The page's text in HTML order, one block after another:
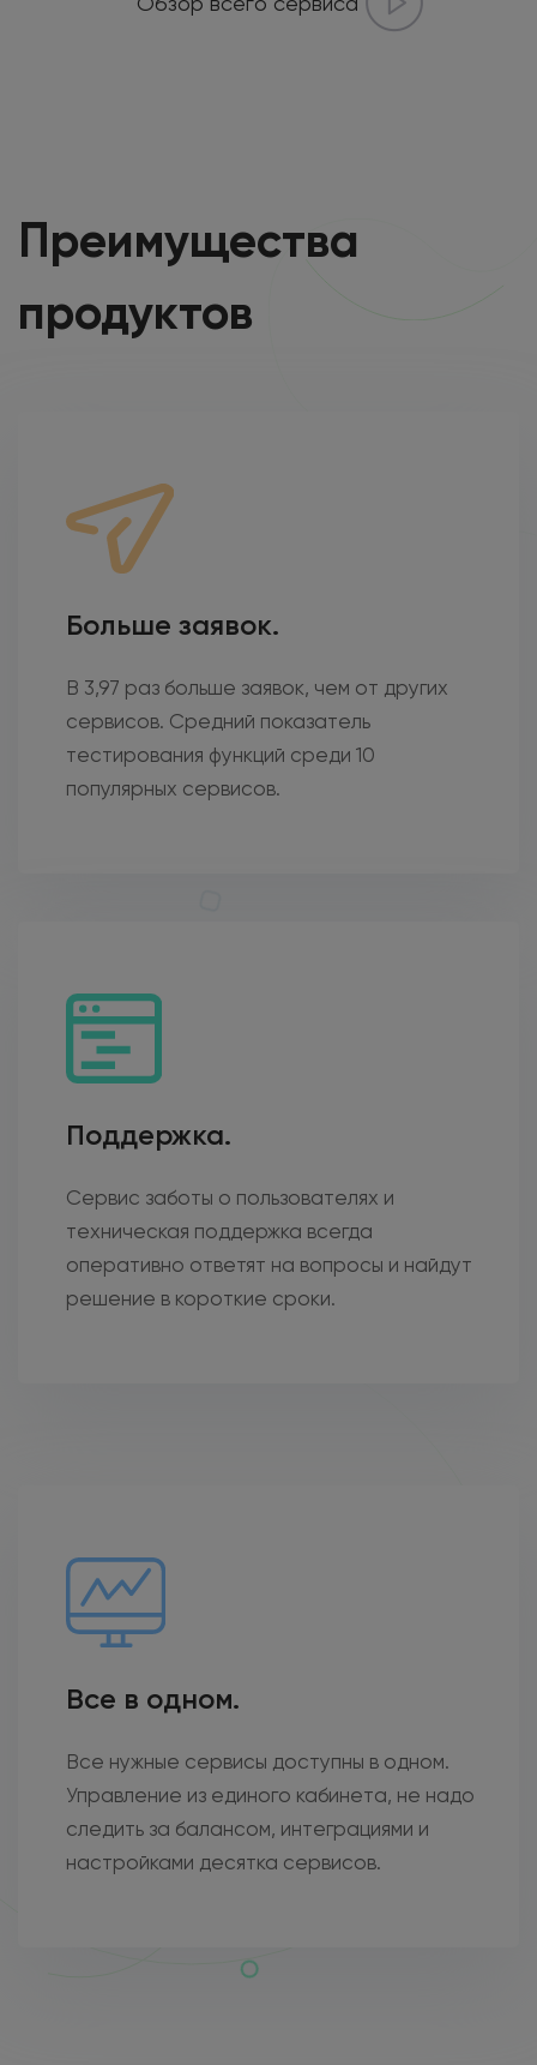
Обзор всего сервиса
Преимущества
продуктов
Больше заявок.
В 3,97 раз больше заявок, чем от других
сервисов. Средний показатель
тестирования функций среди 10
популярных сервисов.
Поддержка.
Сервис заботы о пользователях и
техническая поддержка всегда
оперативно ответят на вопросы и найдут
решение в короткие сроки.
Все в одном.
Все нужные сервисы доступны в одном.
Управление из единого кабинета, не надо
следить за балансом, интеграциями и
настройками десятка сервисов.